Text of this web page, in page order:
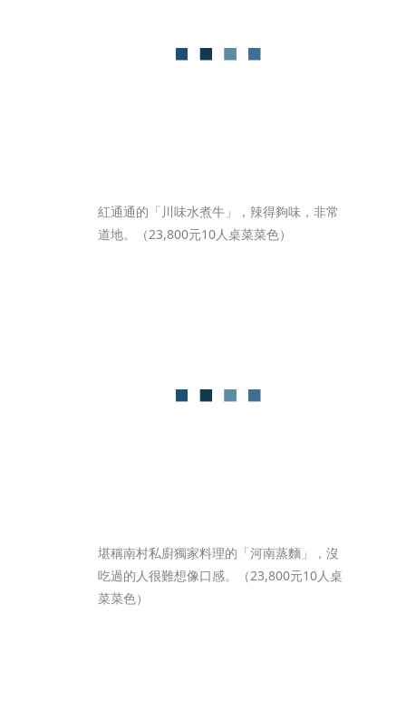
紅通通的「川味水煮牛」，辣得夠味，非常
道地。（23,800元10人桌菜菜色）
堪稱南村私廚獨家料理的「河南蒸麵」，沒
吃過的人很難想像口感。（23,800元10人桌
菜菜色）